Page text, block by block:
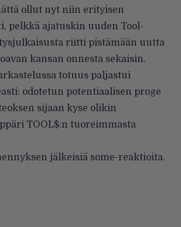
ollut nyt niin erityisen
pelkkä ajatuskin uuden Tool-
riitti pistämään uutta
kansan onnesta sekaisin.
totuus paljastui
odotetun potentiaalisen proge
sijaan kyse olikin
TOOL$:n tuoreimmasta
jälkeisiä some-reaktioita.